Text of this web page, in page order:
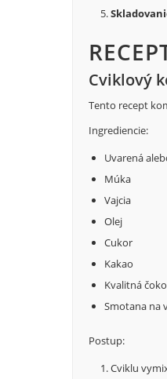
Cviklový
Tento recept
Ingrediencie:
Uvarená
Múka
Vajcia
Olej
Cukor
Kakao
Kvalitná
Smotana na
Postup:
Cviklu